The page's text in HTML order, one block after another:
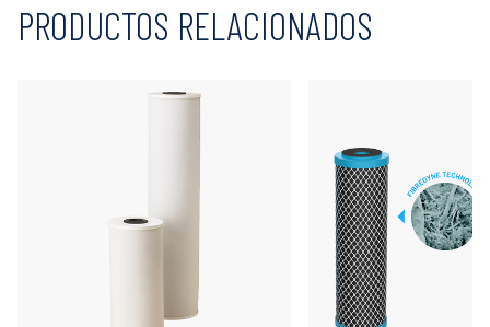
PRODUCTOS RELACIONADOS